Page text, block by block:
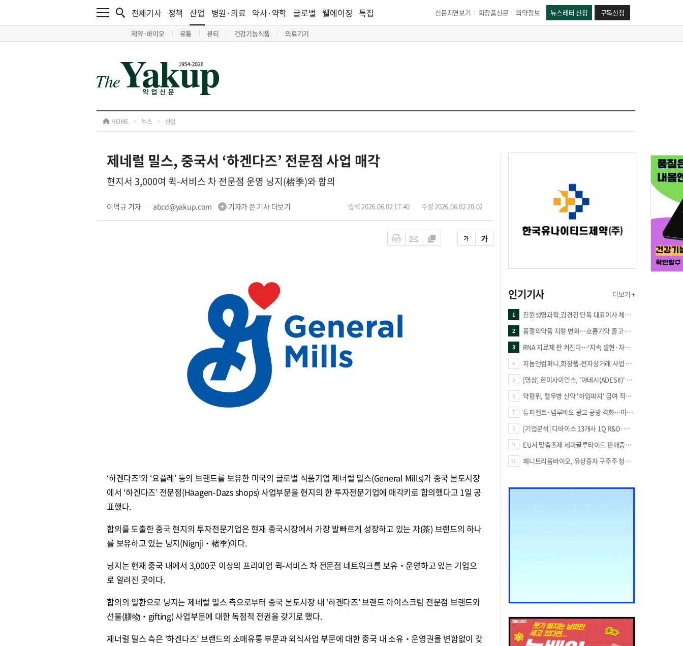
전체기사 정책 산업
제약·바이오 유통 뷰티 건강기능식품 의료기기
병원·의료 약사·약학 글로벌 웰에이징 특집 신문지면보기 화장품신문 의약정보 뉴스레터 신청 구독신청
HOME > 뉴스 > 산업
제네럴 밀스, 중국서 ‘하겐다즈’ 전문점 사업 매각
현지서 3,000여 퀵-서비스 차 전문점 운영 닝지(楮季)와 합의
이덕규 기자 abcd@yakup.com 기자가 쓴 기사 더보기 입력 2026.06.02 17:40 수정 2026.06.02 20:02
‘하겐다즈’와 ‘요플레’ 등의 브랜드를 보유한 미국의 글로벌 식품기업 제너럴 밀스(General Mills)가 중국 본토시장
에서 ‘하겐다즈’ 전문점(Häagen-Dazs shops) 사업부문을 현지의 한 투자전문기업에 매각키로 합의했다고 1일 공
표했다.
합의를 도출한 중국 현지의 투자전문기업은 현재 중국시장에서 가장 발빠르게 성장하고 있는 차(茶) 브랜드의 하나
를 보유하고 있는 닝지(Nignji‧楮季)이다.
닝지는 현재 중국 내에서 3,000곳 이상의 프리미엄 퀵-서비스 차 전문점 네트워크를 보유‧운영하고 있는 기업으
로 알려진 곳이다.
합의의 일환으로 닝지는 제네럴 밀스 측으로부터 중국 본토시장 내 ‘하겐다즈’ 브랜드 아이스크림 전문점 브랜드와
선물(膳物‧gifting) 사업부문에 대한 독점적 전권을 갖기로 했다.
제너럴 밀스 측은 ‘하겐다즈’ 브랜드의 소매유통 부문과 외식사업 부문에 대한 중국 내 소유‧운영권을 변함없이 갖
인기기사 더보기 +
1 진원생명과학,김경진 단독 대표이사 체제 돌입
2 품절의약품 지형 변화…호흡기약 줄고 만성질환 복합제 늘었다
3 RNA 치료제 판 커진다…‘지속 발현·자가증폭·단백질 복원’ 경쟁
4 지놈앤컴퍼니,화장품-전자상거래 사업 진출
5 [영상] 한미사이언스, '아데시(ADESII)' 앞세워 더마 시장 판도 바꾼다
6 약평위, 혈우병 신약 '하임파지' 급여 적정성 인정…조건부 통과
7 듀피젠트·넴루비오 광고 공방 격화…이번엔 사노피가 일부 문구 변경
8 [기업분석] 디바이스 13개사 1Q R&D·해외매출 증가
9 EU서 맞춤조제 세마글루타이드 판매중단 판결
10 페니트리움바이오, 유상증자 구주주 청약률 91.03% 기록